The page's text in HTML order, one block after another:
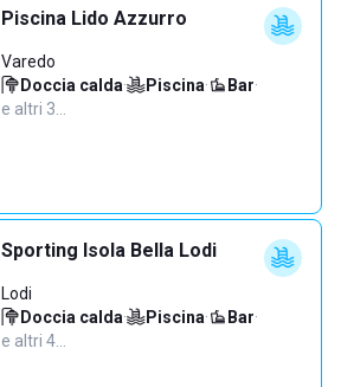
Piscina Lido Azzurro
Varedo
Doccia calda· Piscina· Bar·
e altri 3…
Sporting Isola Bella Lodi
Lodi
Doccia calda· Piscina· Bar·
e altri 4…